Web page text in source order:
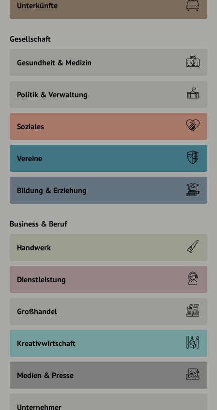
Unterkünfte
Gesellschaft
Gesundheit & Medizin
Politik & Verwaltung
Soziales
Vereine
Bildung & Erziehung
Business & Beruf
Handwerk
Dienstleistung
Großhandel
Kreativwirtschaft
Medien & Presse
Unternehmer